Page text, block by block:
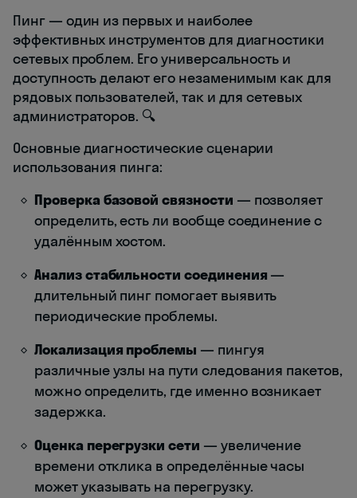
Пинг — один из первых и наиболее
эффективных инструментов для диагностики
сетевых проблем. Его универсальность и
доступность делают его незаменимым как для
рядовых пользователей, так и для сетевых
администраторов. 🔍
Основные диагностические сценарии
использования пинга:
Проверка базовой связности — позволяет
определить, есть ли вообще соединение с
удалённым хостом.
Анализ стабильности соединения —
длительный пинг помогает выявить
периодические проблемы.
Локализация проблемы — пингуя
различные узлы на пути следования пакетов,
можно определить, где именно возникает
задержка.
Оценка перегрузки сети — увеличение
времени отклика в определённые часы
может указывать на перегрузку.